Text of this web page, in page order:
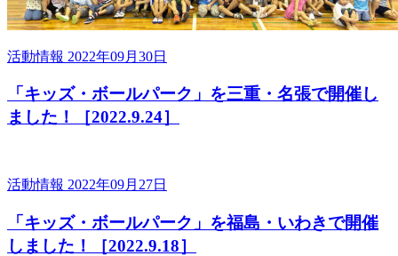
活動情報 2022年09月30日
「キッズ・ボールパーク」を三重・名張で開催し
ました！［2022.9.24］
活動情報 2022年09月27日
「キッズ・ボールパーク」を福島・いわきで開催
しました！［2022.9.18］